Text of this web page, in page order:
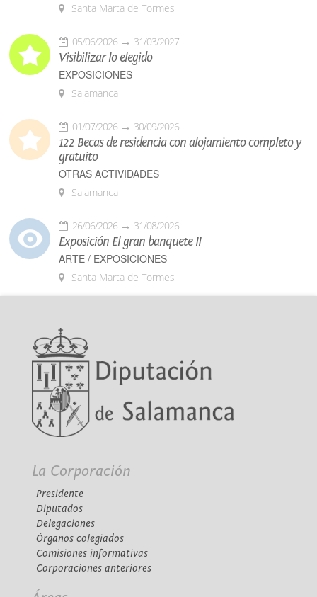
Santa Marta de Tormes
05/06/2026 31/03/2027
Visibilizar lo elegido
EXPOSICIONES
Salamanca
01/07/2026 30/09/2026
122 Becas de residencia con alojamiento completo y
gratuito
OTRAS ACTIVIDADES
Salamanca
26/06/2026 31/08/2026
Exposición El gran banquete II
ARTE / EXPOSICIONES
Santa Marta de Tormes
La Corporación
Presidente
Diputados
Delegaciones
Órganos colegiados
Comisiones informativas
Corporaciones anteriores